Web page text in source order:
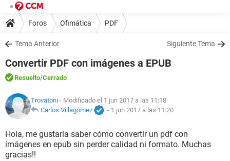
Foros Ofimática PDF
Tema Anterior Siguiente Tema
Convertir PDF con imágenes a EPUB
Resuelto/Cerrado
Trovatoni - Modificado el 1 jun 2017 a las 11:18
Carlos Villagómez
- 1 jun 2017 a las 11:20
Hola, me gustaría saber cómo convertir un pdf con
imágenes en epub sin perder calidad ni formato. Muchas
gracias!!